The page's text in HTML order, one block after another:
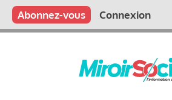
Aller
contenu
Main
Qui sommes nous ?
Vous publiez
Nous publions
Contactez-nous
Abonnez-vous Connexion